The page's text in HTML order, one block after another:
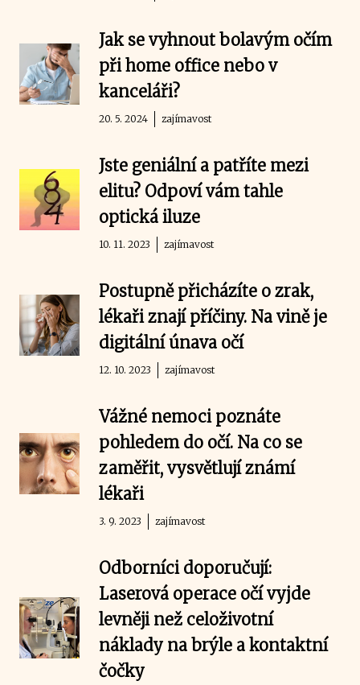
Jak se vyhnout bolavým očím
při home office nebo v
kanceláři?
20. 5. 2024 zajímavost
Jste geniální a patříte mezi
elitu? Odpoví vám tahle
optická iluze
10. 11. 2023 zajímavost
Postupně přicházíte o zrak,
lékaři znají příčiny. Na vině je
digitální únava očí
12. 10. 2023 zajímavost
Vážné nemoci poznáte
pohledem do očí. Na co se
zaměřit, vysvětlují známí
lékaři
3. 9. 2023 zajímavost
Odborníci doporučují:
Laserová operace očí vyjde
levněji než celoživotní
náklady na brýle a kontaktní
čočky